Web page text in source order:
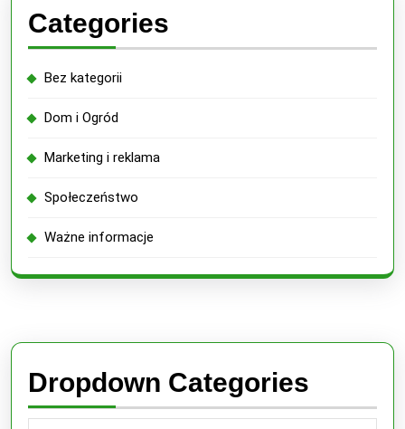
Categories
Bez kategorii
Dom i Ogród
Marketing i reklama
Społeczeństwo
Ważne informacje
Dropdown Categories